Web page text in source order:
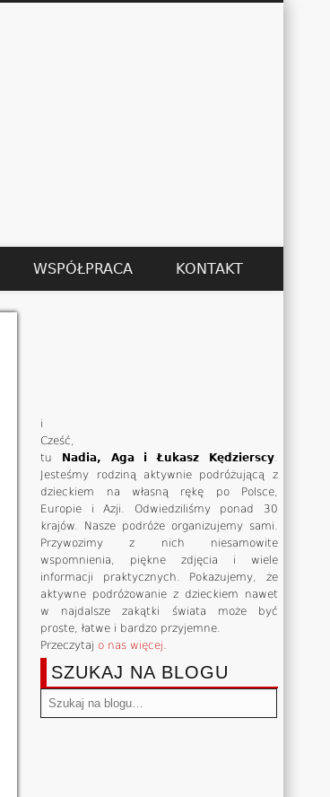
WSPÓŁPRACA KONTAKT
i
Cześć,
tu
Nadia, Aga i Łukasz Kędzierscy.
Jesteśmy rodziną aktywnie podróżującą z
dzieckiem na własną rękę po Polsce,
Europie i Azji. Odwiedziliśmy ponad 30
krajów. Nasze podróże organizujemy sami.
Przywozimy z nich niesamowite
wspomnienia, piękne zdjęcia i wiele
informacji praktycznych. Pokazujemy, że
aktywne podróżowanie z dzieckiem nawet
w najdalsze zakątki świata może być
proste, łatwe i bardzo przyjemne.
Przeczytaj o nas więcej.
SZUKAJ NA BLOGU